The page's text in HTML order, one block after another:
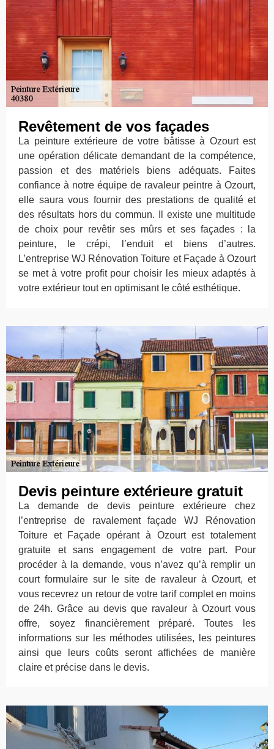
Revêtement de vos façades
La peinture extérieure de votre bâtisse à Ozourt est
une opération délicate demandant de la compétence,
passion et des matériels biens adéquats. Faites
confiance à notre équipe de ravaleur peintre à Ozourt,
elle saura vous fournir des prestations de qualité et
des résultats hors du commun. Il existe une multitude
de choix pour revêtir ses mûrs et ses façades : la
peinture, le crépi, l’enduit et biens d’autres.
L’entreprise WJ Rénovation Toiture et Façade à Ozourt
se met à votre profit pour choisir les mieux adaptés à
votre extérieur tout en optimisant le côté esthétique.
Devis peinture extérieure gratuit
La demande de devis peinture extérieure chez
l’entreprise de ravalement façade WJ Rénovation
Toiture et Façade opérant à Ozourt est totalement
gratuite et sans engagement de votre part. Pour
procéder à la demande, vous n’avez qu’à remplir un
court formulaire sur le site de ravaleur à Ozourt, et
vous recevrez un retour de votre tarif complet en moins
de 24h. Grâce au devis que ravaleur à Ozourt vous
offre, soyez financièrement préparé. Toutes les
informations sur les méthodes utilisées, les peintures
ainsi que leurs coûts seront affichées de manière
claire et précise dans le devis.